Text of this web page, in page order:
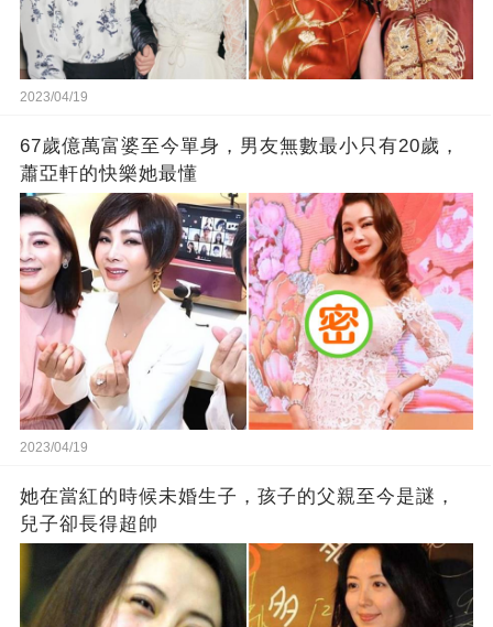
2023/04/19
67歲億萬富婆至今單身，男友無數最小只有20歲，
蕭亞軒的快樂她最懂
2023/04/19
她在當紅的時候未婚生子，孩子的父親至今是謎，
兒子卻長得超帥